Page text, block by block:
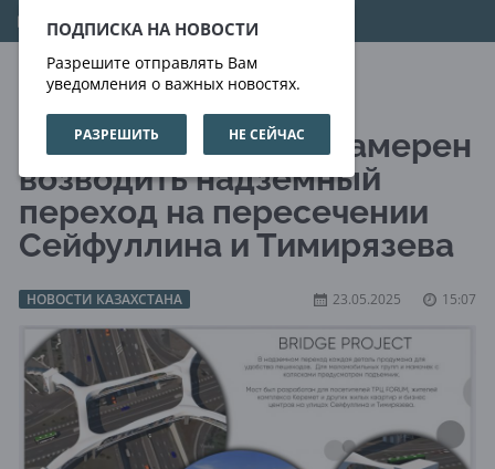
ПОДПИСКА НА НОВОСТИ
Разрешите отправлять Вам
уведомления о важных новостях.
РАЗРЕШИТЬ НЕ СЕЙЧАС
09.08.2026 11:43:22
Акимат Алматы не намерен
возводить надземный
переход на пересечении
Сейфуллина и Тимирязева
НОВОСТИ КАЗАХСТАНА 23.05.2025 15:07